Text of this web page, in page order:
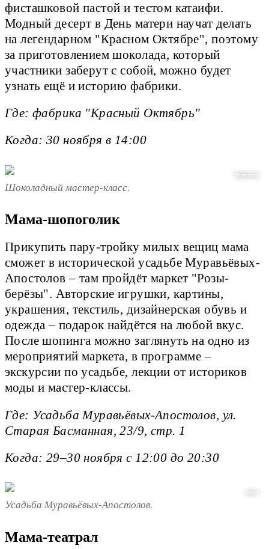
фисташковой пастой и тестом катаифи.
Модный десерт в День матери научат делать
на легендарном "Красном Октябре", поэтому
за приготовлением шоколада, который
участники заберут с собой, можно будет
узнать ещё и историю фабрики.
Где: фабрика "Красный Октябрь"
Когда: 30 ноября в 14:00
Шоколадный мастер-класс.
Мама-шопоголик
Прикупить пару-тройку милых вещиц мама
сможет в исторической усадьбе Муравьёвых-
Апостолов – там пройдёт маркет "Розы-
берёзы". Авторские игрушки, картины,
украшения, текстиль, дизайнерская обувь и
одежда – подарок найдётся на любой вкус.
После шопинга можно заглянуть на одно из
мероприятий маркета, в программе –
экскурсии по усадьбе, лекции от историков
моды и мастер-классы.
Где: Усадьба Муравьёвых-Апостолов, ул.
Старая Басманная, 23/9, стр. 1
Когда: 29–30 ноября с 12:00 до 20:30
Усадьба Муравьёвых-Апостолов.
Мама-театрал